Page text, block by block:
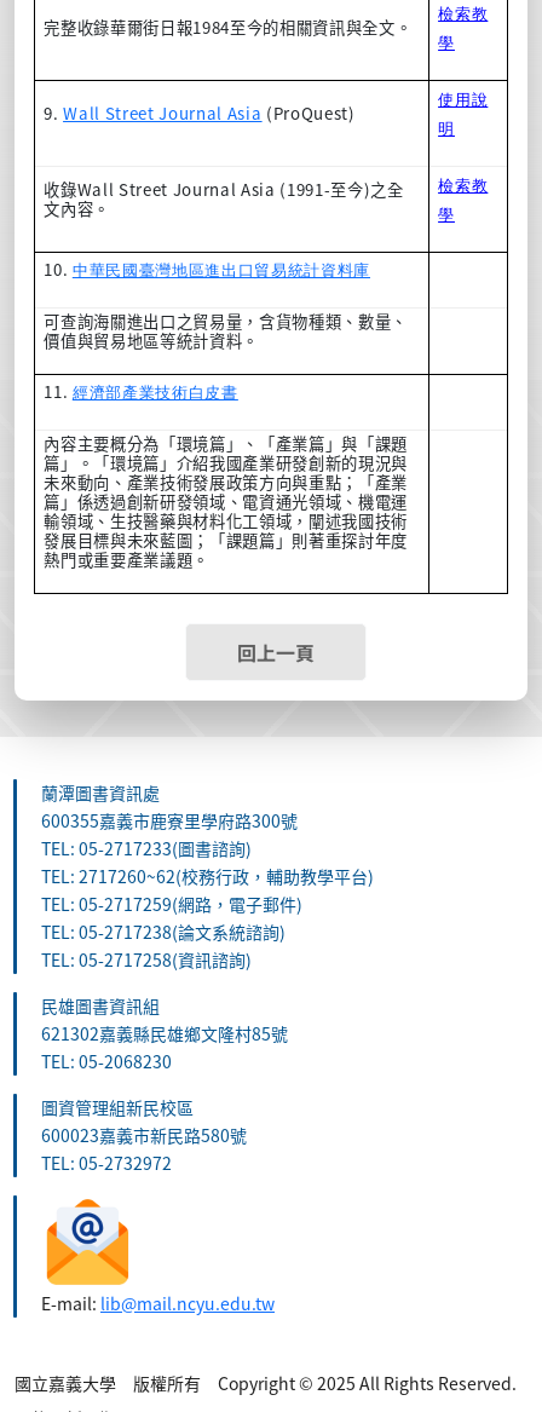
完整收錄華爾街日報1984至今的相關資訊與全文。
檢索教
學
9.Wall Street Journal Asia (ProQuest)
使用說
明
收錄Wall Street Journal Asia (1991-至今)之全
文內容。
檢索教
學
10. 中華民國臺灣地區進出口貿易統計資料庫
可查詢海關進出口之貿易量，含貨物種類、數量、
價值與貿易地區等統計資料。
11. 經濟部產業技術白皮書
內容主要概分為「環境篇」、「產業篇」與「課題
篇」。「環境篇」介紹我國產業研發創新的現況與
未來動向、產業技術發展政策方向與重點；「產業
篇」係透過創新研發領域、電資通光領域、機電運
輸領域、生技醫藥與材料化工領域，闡述我國技術
發展目標與未來藍圖；「課題篇」則著重探討年度
熱門或重要產業議題。
回上一頁
蘭潭圖書資訊處
600355嘉義市鹿寮里學府路300號
TEL: 05-2717233(圖書諮詢)
TEL: 2717260~62(校務行政，輔助教學平台)
TEL: 05-2717259(網路，電子郵件)
TEL: 05-2717238(論文系統諮詢)
TEL: 05-2717258(資訊諮詢)
民雄圖書資訊組
621302嘉義縣民雄鄉文隆村85號
TEL: 05-2068230
圖資管理組新民校區
600023嘉義市新民路580號
TEL: 05-2732972
E-mail: lib@mail.ncyu.edu.tw
國立嘉義大學 版權所有 Copyright © 2025 All Rights Reserved.